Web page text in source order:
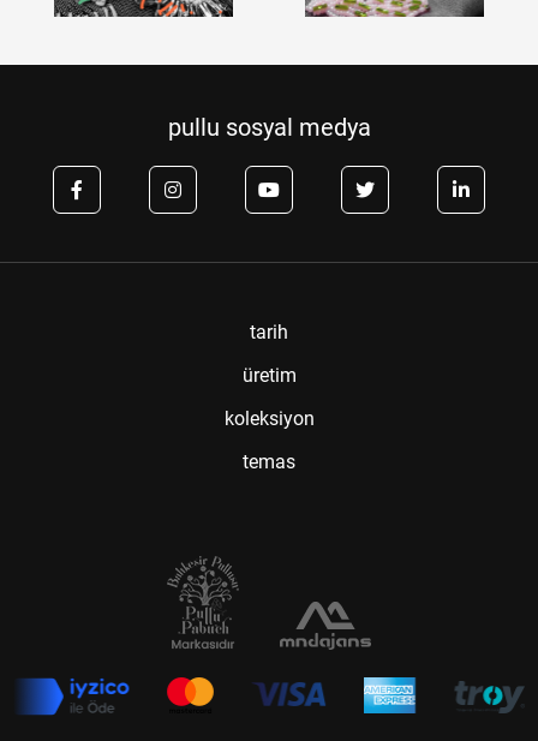
pullu sosyal medya
tarih
üretim
koleksiyon
temas